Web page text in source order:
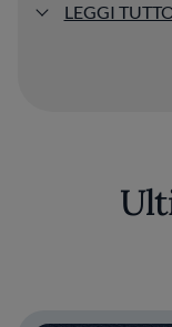
mangia, viaggia
LEGGI